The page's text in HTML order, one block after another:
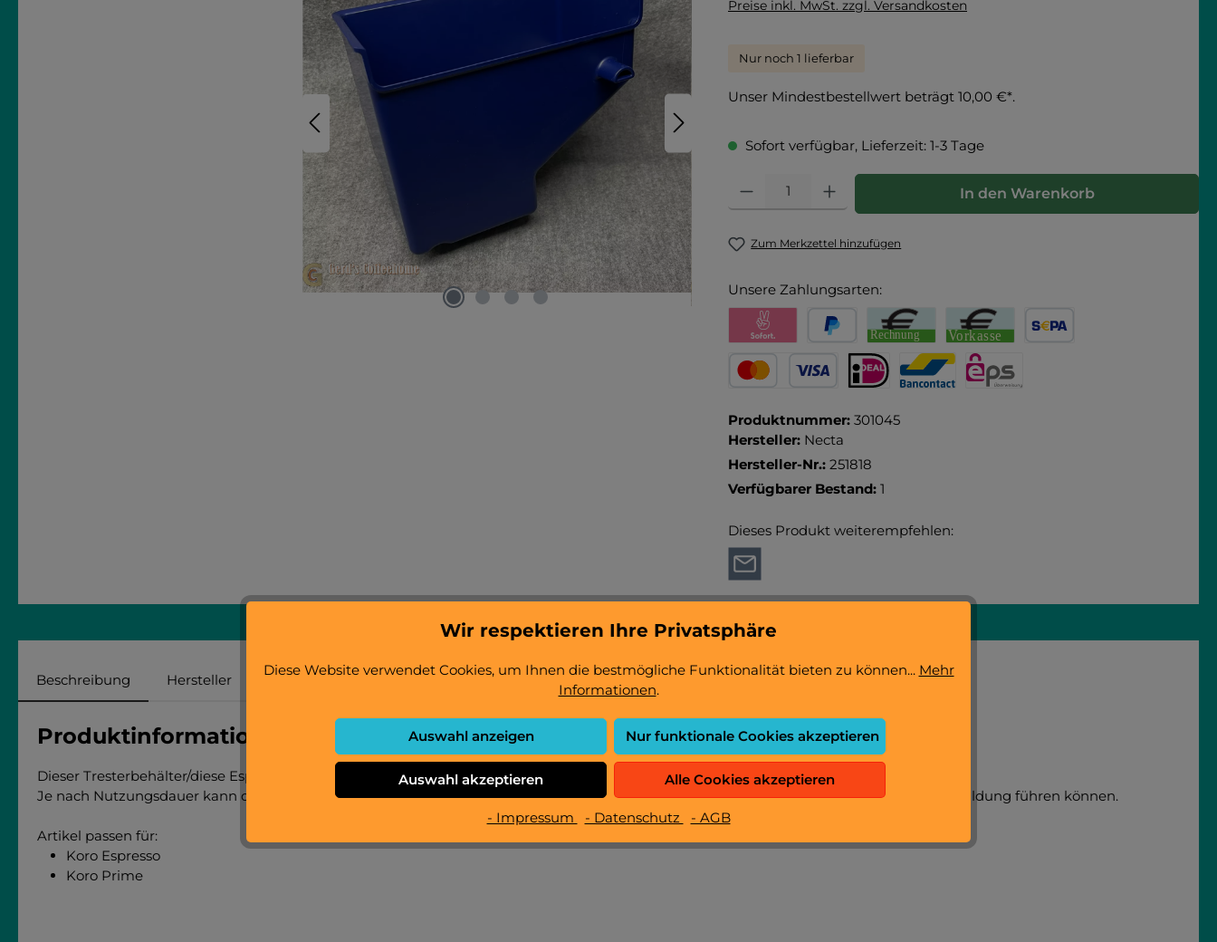
Preise inkl. MwSt. zzgl. Versandkosten
Nur noch 1 lieferbar
Unser Mindestbestellwert beträgt 10,00 €*.
Sofort verfügbar, Lieferzeit: 1-3 Tage
Produkt Anzahl: Gib den gewünschten Wert ein oder benutze die
In den Warenkorb
Zum Merkzettel hinzufügen
Unsere Zahlungsarten:
PayPal Rechnung Vorkasse
Produktnummer: 301045
Hersteller: Necta
Hersteller-Nr.: 251818
Verfügbarer Bestand: 1
Dieses Produkt weiterempfehlen:
Beschreibung Hersteller Bewertungen
Produktinformationen "Espressokaffeesatzwanne"
Dieser Tresterbehälter/diese Espressokaffeesatzwanne fängt die nach dem Brühvorgang gepressten Kaffeetrester auf.
Je nach Nutzungsdauer kann diese Wann Risse aufweisen, die Restwasser aus den Kaffeepads/Trester ins Gehäuse ablassen und zu Rostbildung führen können.
Artikel passen für:
Koro Espresso
Koro Prime
Wir respektieren Ihre Privatsphäre
Diese Website verwendet Cookies, um Ihnen die bestmögliche Funktionalität bieten zu können... Mehr
Informationen.
Auswahl anzeigen Nur funktionale Cookies akzeptieren
Auswahl akzeptieren Alle Cookies akzeptieren
- Impressum - Datenschutz - AGB